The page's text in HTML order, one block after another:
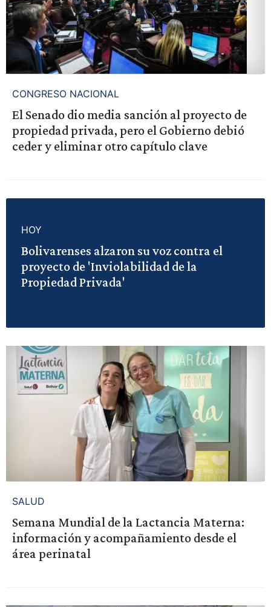
CONGRESO NACIONAL
El Senado dio media sanción al proyecto de
propiedad privada, pero el Gobierno debió
ceder y eliminar otro capítulo clave
HOY
Bolivarenses alzaron su voz contra el
proyecto de 'Inviolabilidad de la
Propiedad Privada'
SALUD
Semana Mundial de la Lactancia Materna:
información y acompañamiento desde el
área perinatal